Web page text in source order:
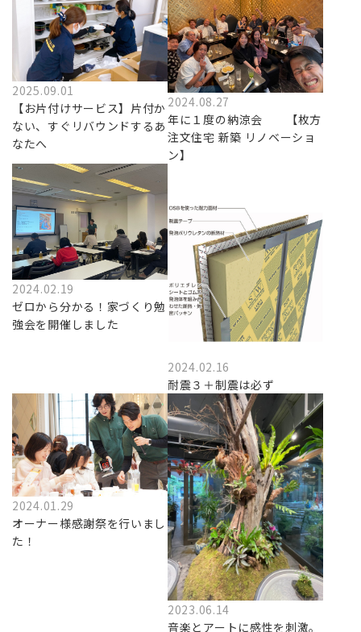
2025.09.01
【お片付けサービス】片付か
ない、すぐリバウンドするあ
なたへ
2024.08.27
年に１度の納涼会 【枚方
注文住宅 新築 リノベーショ
ン】
2024.02.19
ゼロから分かる！家づくり勉
強会を開催しました
2024.02.16
耐震３＋制震は必ず
2024.01.29
オーナー様感謝祭を行いまし
た！
2023.06.14
音楽とアートに感性を刺激。